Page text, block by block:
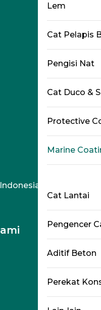
Lem
Cat Pelapis
Pengisi Nat
Cat Duco &
Protective
Marine
Cat Lantai
Pengencer
Aditif Beton
Perekat
untuk